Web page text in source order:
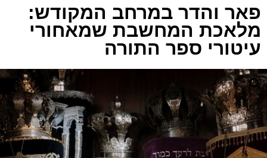
פאר והדר במרחב המקודש:
מלאכת המחשבת שמאחורי
עיטורי ספר התורה